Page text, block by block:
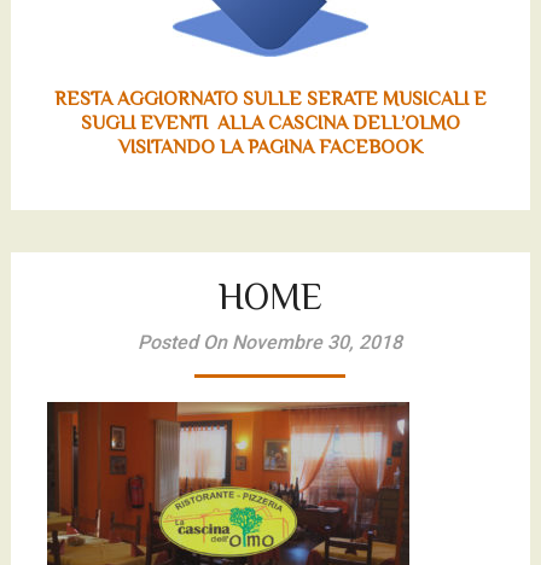
RESTA AGGIORNATO SULLE SERATE MUSICALI E
SUGLI EVENTI ALLA CASCINA DELL’OLMO
VISITANDO LA PAGINA FACEBOOK
HOME
Posted On Novembre 30, 2018